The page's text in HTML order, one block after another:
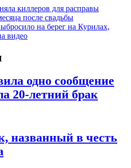
киллеров для расправы
после свадьбы
на берег на Курилах,
видео
одно сообщение
20-летний брак
названный в честь